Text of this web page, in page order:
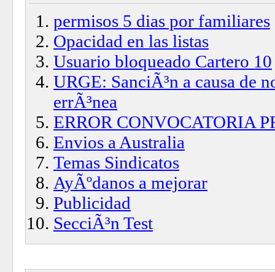
permisos 5 dias por familiares
Opacidad en las listas
Usuario bloqueado Cartero 10
URGE: SanciÃ³n a causa de
errÃ³nea
ERROR CONVOCATORIA
Envios a Australia
Temas Sindicatos
AyÃºdanos a mejorar
Publicidad
SecciÃ³n Test